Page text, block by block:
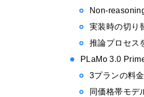
Non-
実装時の切り
推論プロセス
PLaMo 3.0
3プランの料
同価格帯モデ